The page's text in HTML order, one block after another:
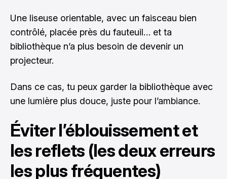
Une liseuse orientable, avec un faisceau bien
contrôlé, placée près du fauteuil… et ta
bibliothèque n’a plus besoin de devenir un
projecteur.
Dans ce cas, tu peux garder la bibliothèque avec
une lumière plus douce, juste pour l’ambiance.
Éviter l’éblouissement et
les reflets (les deux erreurs
les plus fréquentes)